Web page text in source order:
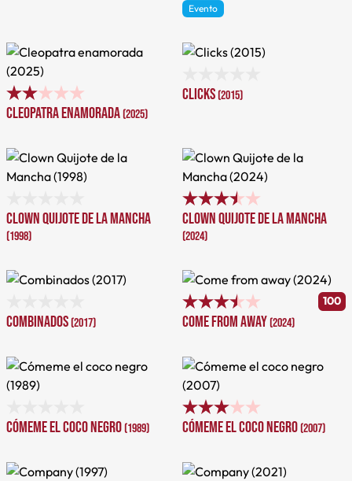
Evento
Cleopatra enamorada(2025)
Clicks(2015)
Clown Quijote de la Mancha
(1998)
Clown Quijote de la Mancha
(2024)
Combinados(2017)
100
Come from away(2024)
Cómeme el coco negro(1989) Cómeme el coco negro(2007)